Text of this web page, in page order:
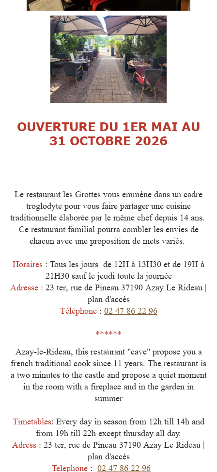
OUVERTURE DU 1ER MAI AU
31 OCTOBRE 2026
Le restaurant les Grottes vous emmène dans un cadre
troglodyte pour vous faire partager une cuisine
traditionnelle élaborée par le même chef depuis 14 ans.
Ce restaurant familial pourra combler les envies de
chacun avec une proposition de mets variés.
Horaires : Tous les jours de 12H à 13H30 et de 19H à
21H30 sauf le jeudi toute la journée
Adresse : 23 ter, rue de Pineau 37190 Azay Le Rideau |
plan d'accès
Téléphone: 02 47 86 22 96
******
Azay-le-Rideau, this restaurant "cave" propose you a
french traditional cook since 11 years. The restaurant is
a two minutes to the castle and propose a quiet moment
in the room with a fireplace and in the garden in
summer
Timetables: Every day in season from 12h till 14h and
from 19h till 22h except thursday all day.
Adress : 23 ter, rue de Pineau 37190 Azay Le Rideau |
plan d'accès
Telephone : 02 47 86 22 96